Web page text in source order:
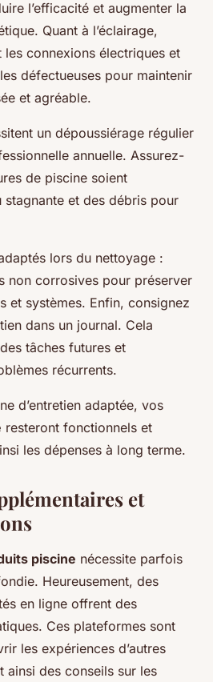
l’efficacité et augmenter la
Quant à l’éclairage,
connexions électriques et
défectueuses pour maintenir
et agréable.
un dépoussiérage régulier
annuelle. Assurez-
de piscine soient
stagnante et des débris pour
lors du nettoyage :
non corrosives pour préserver
et systèmes. Enfin, consignez
dans un journal. Cela
tâches futures et
récurrents.
d’entretien adaptée, vos
resteront fonctionnels et
les dépenses à long terme.
et
piscine nécessite parfois
Heureusement, des
en ligne offrent des
Ces plateformes sont
les expériences d’autres
ainsi des conseils sur les